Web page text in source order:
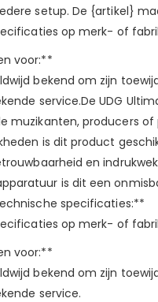
setup. De {artikel}
op merk- of
voor:**
bekend om zijn
service.De UDG
muzikanten, producers
is dit product
en
is dit een
specificaties:**
op merk- of
voor:**
bekend om zijn
service.